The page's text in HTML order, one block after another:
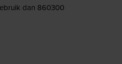
dan 860300